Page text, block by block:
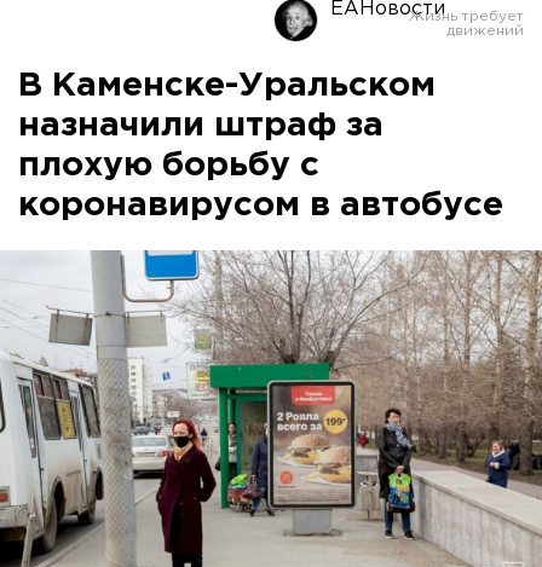
ЕАНовости
В Каменске-Уральском
назначили штраф за
плохую борьбу с
коронавирусом в автобусе